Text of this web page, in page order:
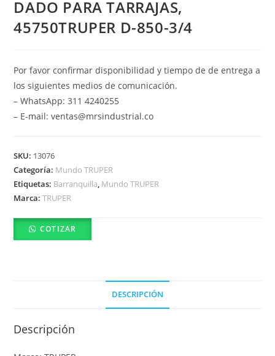
DADO PARA TARRAJAS,
45750TRUPER D-850-3/4
Por favor confirmar disponibilidad y tiempo de de entrega a
los siguientes medios de comunicación.
– WhatsApp: 311 4240255
– E-mail: ventas@mrsindustrial.co
SKU: 13076
Categoría: Mundo TRUPER
Etiquetas: Barranquilla, Mundo TRUPER
Marca:TRUPER
COTIZAR
DESCRIPCIÓN
Descripción